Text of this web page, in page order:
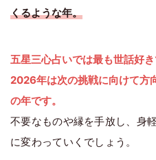
くるような年。
五星三心占いでは最も世話好
2026年は次の挑戦に向けて方
の年です。
不要なものや縁を手放し、身
に変わっていくでしょう。